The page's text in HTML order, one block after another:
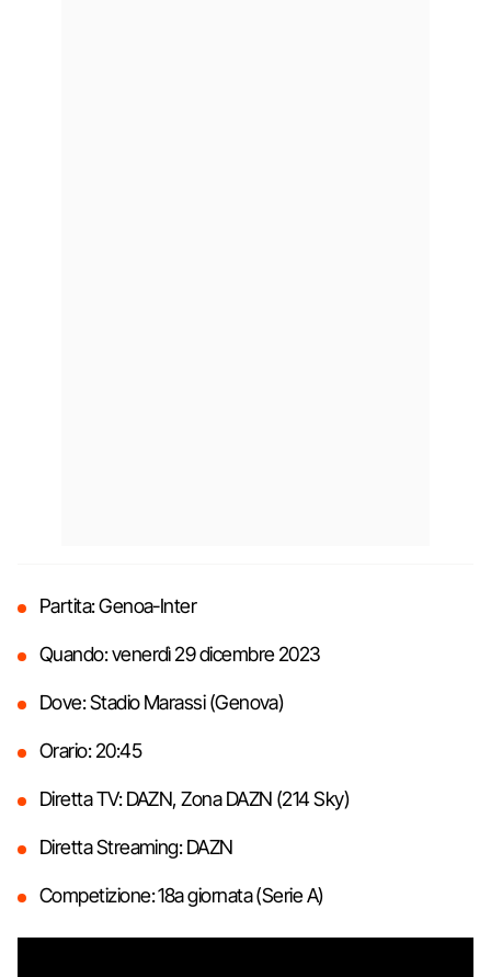
Partita: Genoa-Inter
Quando: venerdì 29 dicembre 2023
Dove: Stadio Marassi (Genova)
Orario: 20:45
Diretta TV: DAZN, Zona DAZN (214 Sky)
Diretta Streaming: DAZN
Competizione: 18a giornata (Serie A)